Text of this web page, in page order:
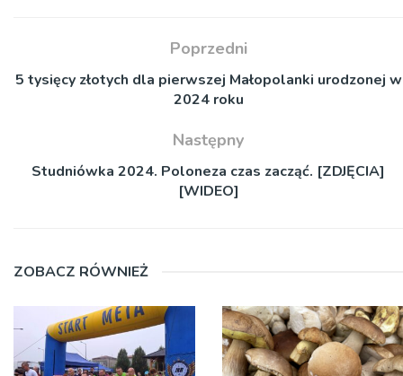
Poprzedni
5 tysięcy złotych dla pierwszej Małopolanki urodzonej w
2024 roku
Następny
Studniówka 2024. Poloneza czas zacząć. [ZDJĘCIA]
[WIDEO]
ZOBACZ RÓWNIEŻ